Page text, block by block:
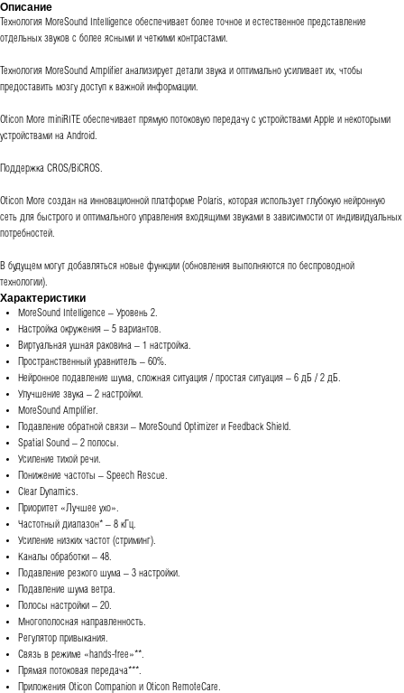
Описание
Технология MoreSound Intelligence обеспечивает более точное и естественное представление
отдельных звуков с более ясными и четкими контрастами.
Технология MoreSound Amplifier анализирует детали звука и оптимально усиливает их, чтобы
предоставить мозгу доступ к важной информации.
Oticon More miniRITE обеспечивает прямую потоковую передачу с устройствами Apple и некоторыми
устройствами на Android.
Поддержка CROS/BiCROS.
Oticon More создан на инновационной платформе Polaris, которая использует глубокую нейронную
сеть для быстрого и оптимального управления входящими звуками в зависимости от индивидуальных
потребностей.
В будущем могут добавляться новые функции (обновления выполняются по беспроводной
технологии).
Характеристики
MoreSound Intelligence – Уровень 2.
Настройка окружения – 5 вариантов.
Виртуальная ушная раковина – 1 настройка.
Пространственный уравнитель – 60%.
Нейронное подавление шума, сложная ситуация / простая ситуация – 6 дБ / 2 дБ.
Улучшение звука – 2 настройки.
MoreSound Amplifier.
Подавление обратной связи – MoreSound Optimizer и Feedback Shield.
Spatial Sound – 2 полосы.
Усиление тихой речи.
Понижение частоты – Speech Rescue.
Clear Dynamics.
Приоритет «Лучшее ухо».
Частотный диапазон* – 8 кГц.
Усиление низких частот (стриминг).
Каналы обработки – 48.
Подавление резкого шума – 3 настройки.
Подавление шума ветра.
Полосы настройки – 20.
Многополосная направленность.
Регулятор привыкания.
Связь в режиме «hands-free»**.
Прямая потоковая передача***.
Приложения Oticon Companion и Oticon RemoteCare.